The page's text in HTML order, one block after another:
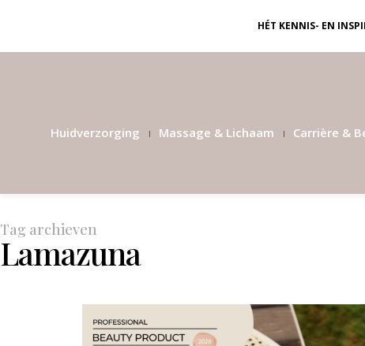
HÉT KENNIS- EN
Huidverzorging Massage & Lichaam Carrière &
Tag archieven
Lamazuna